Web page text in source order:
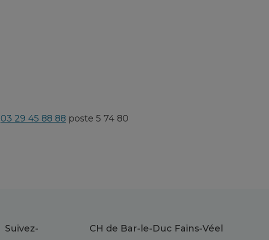
03 29 45 88 88 poste 5 74 80
Suivez-
CH de Bar-le-Duc Fains-Véel